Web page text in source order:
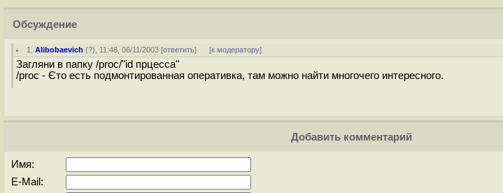
Обсуждение
1 ,Alibobaevich (?), 11:48, 06/11/2003 [ответить] [к модератору]
Загляни в папку /proc/"id прцесса"
/proc - Єто есть подмонтированная оперативка, там можно найти многочего интересного.
Добавить комментарий
Имя:
E-Mail: